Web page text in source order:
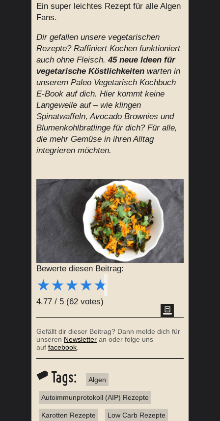
Bewerte diesen Beitrag:
★★★★★
4.77 / 5 (62 votes)
Ein super leichtes Rezept für alle Algen
Fans.
Dir gefallen unsere vegetarischen
Rezepte? Raffiniert Kochen funktioniert
auch ohne Fleisch.45 neue Ideen für
vegetarische Köstlichkeiten warten in
unserem Paleo Vegetarisch Kochbuch
E-Book auf dich. Hier kommt keine
Langeweile auf – wie klingen
Spinatwaffeln, Avocado Brownies und
Blumenkohlbratlinge für dich? Für alle,
die mehr Gemüse in ihren Alltag
integrieren möchten.
Gefällt dir dieser Beitrag? Dann melde dich für
unseren Newsletter an oder folge uns
auf facebook
Tags: Algen
Autoimmunprotokoll (AIP) Rezepte
Karotten Rezepte Low Carb Rezepte